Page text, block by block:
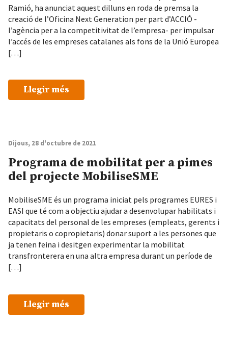
Ramió, ha anunciat aquest dilluns en roda de premsa la
creació de l’Oficina Next Generation per part d’ACCIÓ -
l’agència per a la competitivitat de l’empresa- per impulsar
l’accés de les empreses catalanes als fons de la Unió Europea
[…]
Llegir més
Dijous, 28 d'octubre de 2021
Programa de mobilitat per a pimes
del projecte MobiliseSME
MobiliseSME és un programa iniciat pels programes EURES i
EASI que té com a objectiu ajudar a desenvolupar habilitats i
capacitats del personal de les empreses (empleats, gerents i
propietaris o copropietaris) donar suport a les persones que
ja tenen feina i desitgen experimentar la mobilitat
transfronterera en una altra empresa durant un període de
[…]
Llegir més